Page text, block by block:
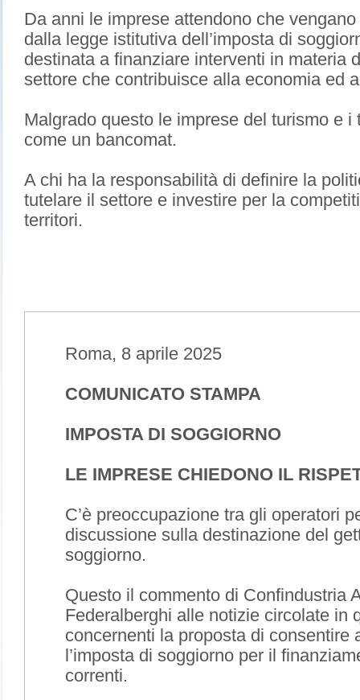
Da anni le imprese attendono che
dalla legge istitutiva dell’imposta di
destinata a finanziare interventi in materia
settore che contribuisce alla economia ed
Malgrado questo le imprese del turismo e
come un bancomat.
A chi ha la responsabilità di definire la
tutelare il settore e investire per la
territori.
Roma, 8 aprile 2025
COMUNICATO STAMPA
IMPOSTA DI SOGGIORNO
LE IMPRESE CHIEDONO IL
C’è preoccupazione tra gli operatori
discussione sulla destinazione del
soggiorno.
Questo il commento di Confindustria
Federalberghi alle notizie circolate in
concernenti la proposta di consentire
l’imposta di soggiorno per il
correnti.